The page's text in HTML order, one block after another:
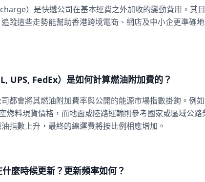
）是快遞公司在基本運費之外加收的變動費用。其
蹤這些走勢能幫助香港跨境電商、網店及中小企更準確
UPS, FedEx）是如何計算燃油附加費的？
都會將其燃油附加費率與公開的能源市場指數掛鉤。例
空燃料現貨價格，而地面或陸路運輸則參考國家或區域
指數上升，最終的總運費將按比例相應增加。
麼時候更新？更新頻率如何？